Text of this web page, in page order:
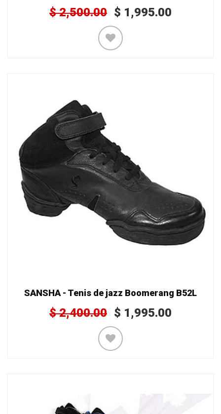
$2,500.00 $ 1,995.00
SANSHA - Tenis de jazz Boomerang B52L
$2,400.00 $ 1,995.00